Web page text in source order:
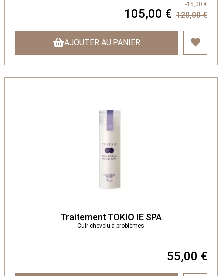
105,00 € 120,00 €
-15,00 €
AJOUTER AU PANIER
Traitement TOKIO IE SPA
Cuir chevelu à problèmes
55,00 €